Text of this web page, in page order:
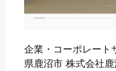
企業・コーポレート
県鹿沼市 株式会社